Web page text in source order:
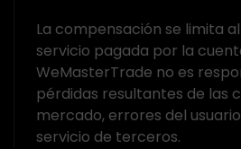
La compensación se limita
servicio pagada por la
WeMasterTrade no es
pérdidas resultantes de las
mercado, errores del
servicio de terceros.